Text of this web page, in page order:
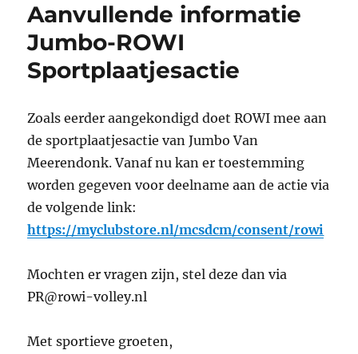
Aanvullende informatie
Jumbo-ROWI
Sportplaatjesactie
Zoals eerder aangekondigd doet ROWI mee aan
de sportplaatjesactie van Jumbo Van
Meerendonk. Vanaf nu kan er toestemming
worden gegeven voor deelname aan de actie via
de volgende link:
https://myclubstore.nl/mcsdcm/consent/rowi
Mochten er vragen zijn, stel deze dan via
PR@rowi-volley.nl
Met sportieve groeten,